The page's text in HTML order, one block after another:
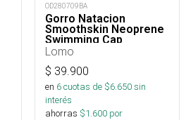
OD280709BA
Gorro Natacion
Smoothskin Neoprene
Swimming Cap
Lomo
$ 39.900
en 6cuotas de $6.650sin
interés
ahorras $1.600 por